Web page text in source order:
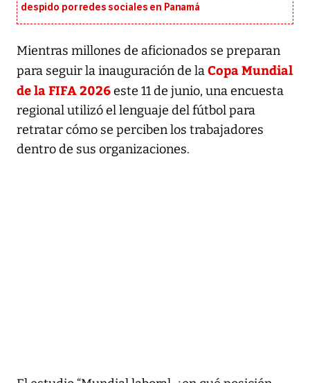
despido por redes sociales en Panamá
Mientras millones de aficionados se preparan
para seguir la inauguración de laCopa Mundial
de la FIFA 2026este 11 de junio, una encuesta
regional utilizó el lenguaje del fútbol para
retratar cómo se perciben los trabajadores
dentro de sus organizaciones.